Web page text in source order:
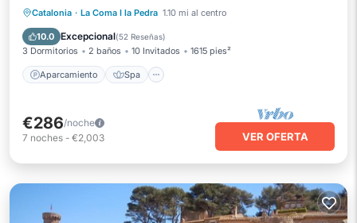
Catalonia · La Coma I la Pedra 1.10 mi al centro
10.0 Excepcional(52 Reseñas)
3 Dormitorios 2 baños 10 Invitados 1615 pies²
Aparcamiento Spa
Aparcamiento Spa
Balcón/Terraza
Cocina
€286/noche
7 noches - €2,003 VER OFERTA